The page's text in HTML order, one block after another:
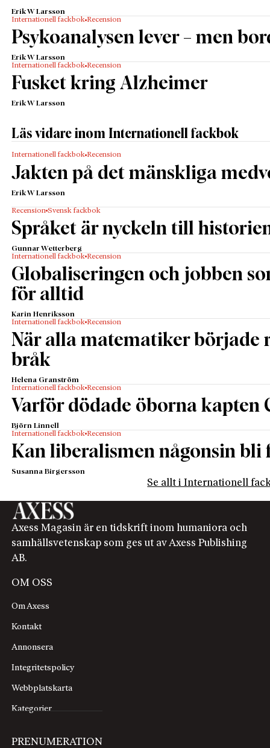
Erik W Larsson
Internationell fackbok Recension
Psykoanalysen lever – men
Erik W Larsson
Internationell fackbok Recension
Fusket kring Alzheimer
Erik W Larsson
Läs vidare inom Internationell fackbok
Internationell fackbok Recension
Jakten på det mänskliga
Erik W Larsson
Recension Svensk fackbok
Språket är nyckeln till
Gunnar Wetterberg
Internationell fackbok Recension
Globaliseringen och jobben
för alltid
Karin Henriksson
Internationell fackbok Recension
När alla matematiker började
bråk
Helena Granström
Internationell fackbok Recension
Varför dödade öborna kapten
Björn Linnell
Internationell fackbok Recension
Kan liberalismen någonsin bli
Susanna Birgersson
Se allt i Internationell
Axess Magasin är en tidskrift inom humaniora och
samhällsvetenskap som ges ut av Axess Publishing
AB.
OM OSS
Om Axess
Kontakt
Annonsera
Integritetspolicy
Webbplatskarta
Kategorier
PRENUMERATION